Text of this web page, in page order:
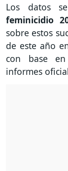
Los datos
feminicidio
sobre estos
de este año
con base
informes